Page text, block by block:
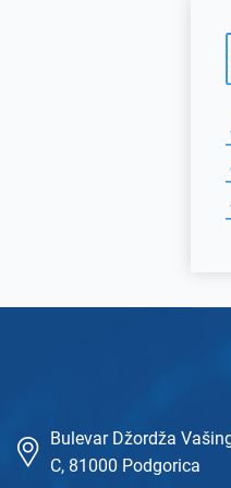
Bulevar Džordža
C, 81000 Podgorica